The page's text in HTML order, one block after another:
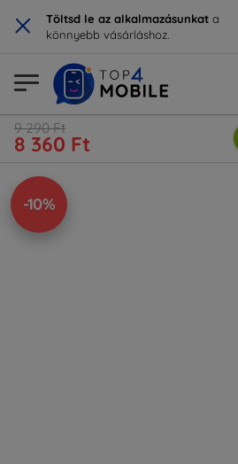
× Töltsd le az alkalmazásunkat a
könnyebb vásárláshoz.
9 290 Ft
8 360 Ft
-10%